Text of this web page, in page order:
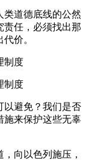
类道德底线的公然
责任，必须找出那
价。
以避免？我们是否
施来保护这些无辜
向以色列施压，